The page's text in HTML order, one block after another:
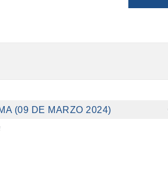
(09 DE MARZO 2024)